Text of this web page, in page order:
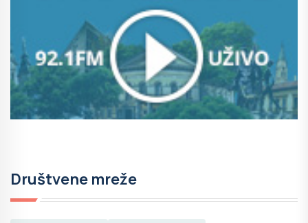
Društvene mreže